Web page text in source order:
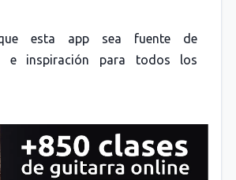
que esta app sea fuente de
e inspiración para todos los